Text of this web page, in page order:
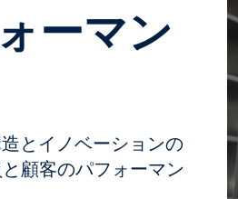
ーマン
とイノベーションの
顧客のパフォーマン